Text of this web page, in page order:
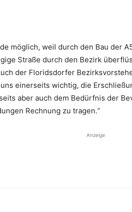
möglich, weil durch den Bau der
Straße durch den Bezirk
der Floridsdorfer
einerseits wichtig, die
aber auch dem Bedürfnis der
­Rechnung zu tragen.“
Anzeige